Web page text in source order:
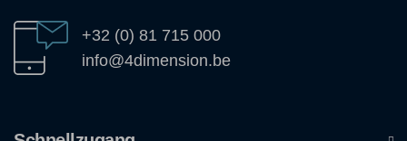
+32 (0) 81 715 000
info@4dimension.be